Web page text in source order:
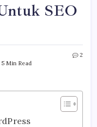
SEO
5 Min Read
2